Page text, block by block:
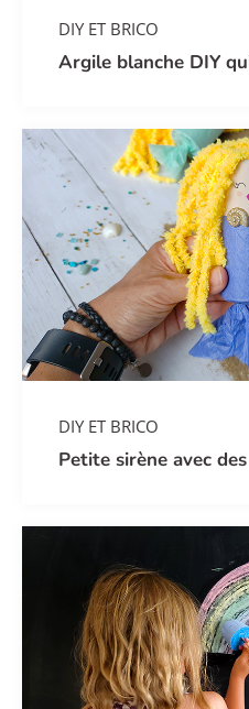
DIY ET BRICO
Argile blanche DIY
DIY ET BRICO
Petite sirène avec